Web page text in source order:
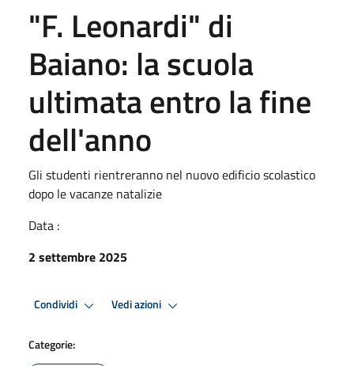
"F. Leonardi" di
Baiano: la scuola
ultimata entro la fine
dell'anno
Gli studenti rientreranno nel nuovo edificio scolastico
dopo le vacanze natalizie
Data :
2 settembre 2025
Condividi Vedi azioni
Categorie: